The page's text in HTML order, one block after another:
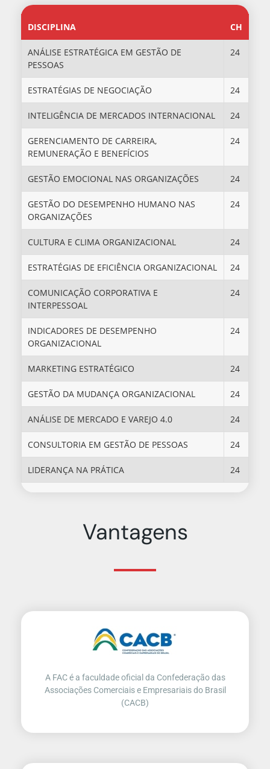
DISCIPLINA CH
ANÁLISE ESTRATÉGICA EM GESTÃO DE
PESSOAS
24
ESTRATÉGIAS DE NEGOCIAÇÃO 24
INTELIGÊNCIA DE MERCADOS INTERNACIONAL 24
GERENCIAMENTO DE CARREIRA,
REMUNERAÇÃO E BENEFÍCIOS
24
GESTÃO EMOCIONAL NAS ORGANIZAÇÕES 24
GESTÃO DO DESEMPENHO HUMANO NAS
ORGANIZAÇÕES
24
CULTURA E CLIMA ORGANIZACIONAL 24
ESTRATÉGIAS DE EFICIÊNCIA ORGANIZACIONAL 24
COMUNICAÇÃO CORPORATIVA E
INTERPESSOAL
24
INDICADORES DE DESEMPENHO
ORGANIZACIONAL
24
MARKETING ESTRATÉGICO 24
GESTÃO DA MUDANÇA ORGANIZACIONAL 24
ANÁLISE DE MERCADO E VAREJO 4.0 24
CONSULTORIA EM GESTÃO DE PESSOAS 24
LIDERANÇA NA PRÁTICA 24
Vantagens
A FAC é a faculdade oficial da Confederação das
Associações Comerciais e Empresariais do Brasil
(CACB)